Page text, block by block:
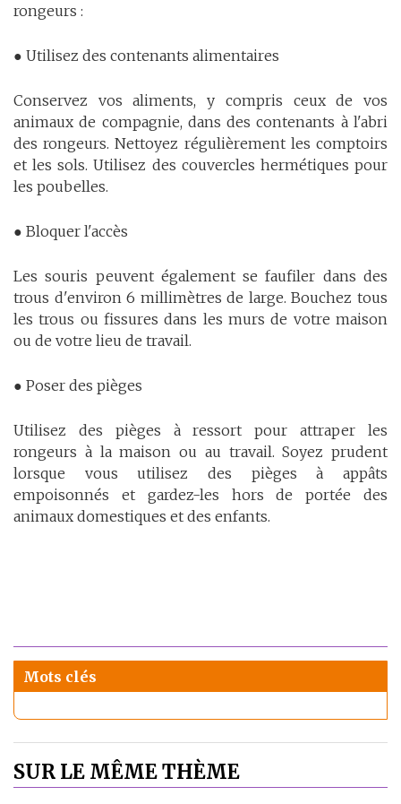
rongeurs :
● Utilisez des contenants alimentaires
Conservez vos aliments, y compris ceux de vos
animaux de compagnie, dans des contenants à l'abri
des rongeurs. Nettoyez régulièrement les comptoirs
et les sols. Utilisez des couvercles hermétiques pour
les poubelles.
● Bloquer l'accès
Les souris peuvent également se faufiler dans des
trous d'environ 6 millimètres de large. Bouchez tous
les trous ou fissures dans les murs de votre maison
ou de votre lieu de travail.
● Poser des pièges
Utilisez des pièges à ressort pour attraper les
rongeurs à la maison ou au travail. Soyez prudent
lorsque vous utilisez des pièges à appâts
empoisonnés et gardez-les hors de portée des
animaux domestiques et des enfants.
Mots clés
SUR LE MÊME THÈME